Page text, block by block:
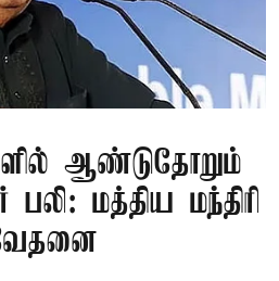
ஆண்டுதோறும்
மத்திய மந்திரி
வேதனை